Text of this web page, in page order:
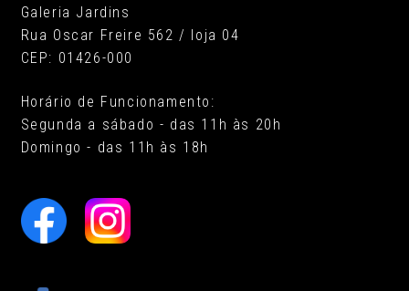
Galeria Jardins
Rua Oscar Freire 562 / loja 04
CEP: 01426-000
Horário de Funcionamento:
Segunda a sábado - das 11h às 20h
Domingo - das 11h às 18h